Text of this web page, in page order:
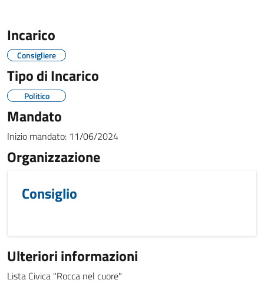
Incarico
Consigliere
Tipo di Incarico
Politico
Mandato
Inizio mandato: 11/06/2024
Organizzazione
Consiglio
Ulteriori informazioni
Lista Civica "Rocca nel cuore"